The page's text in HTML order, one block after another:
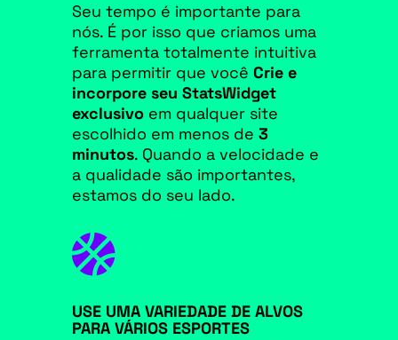
Seu tempo é importante para
nós. É por isso que criamos uma
ferramenta totalmente intuitiva
para permitir que você Crie e
incorpore seu StatsWidget
exclusivo em qualquer site
escolhido em menos de 3
minutos. Quando a velocidade e
a qualidade são importantes,
estamos do seu lado.

USE UMA VARIEDADE DE ALVOS
PARA VÁRIOS ESPORTES